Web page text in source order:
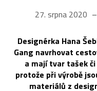
27. srpna 2020
Designérka Hana
Gang navrhovat
a mají tvar tašek
protože při výrobě
materiálů z